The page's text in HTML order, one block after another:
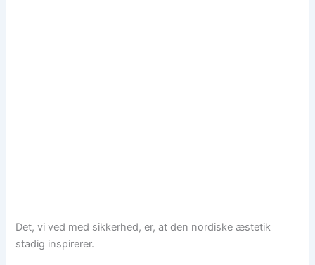
Det, vi ved med sikkerhed, er, at den nordiske æstetik
stadig inspirerer.